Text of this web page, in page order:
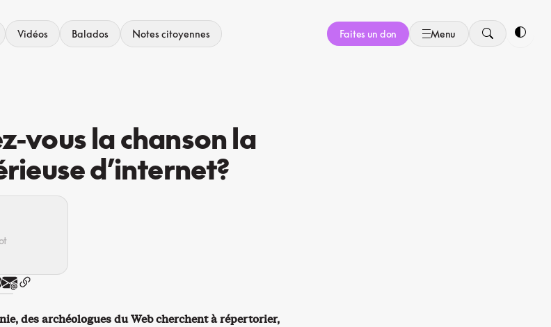
Vidéos Balados Notes citoyennes Faites un don Menu
vous la chanson la
d’internet?
des archéologues du Web cherchent à répertorier,